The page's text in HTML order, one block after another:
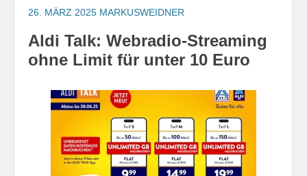
26. MÄRZ 2025 MARKUSWEIDNER
Aldi Talk: Webradio-Streaming
ohne Limit für unter 10 Euro